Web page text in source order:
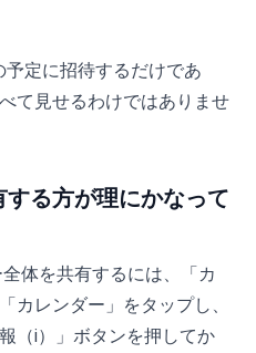
定に招待するだけであ
て見せるわけではありませ
る方が理にかなって
体を共有するには、「カ
カレンダー」をタップし、
（i）」ボタンを押してか